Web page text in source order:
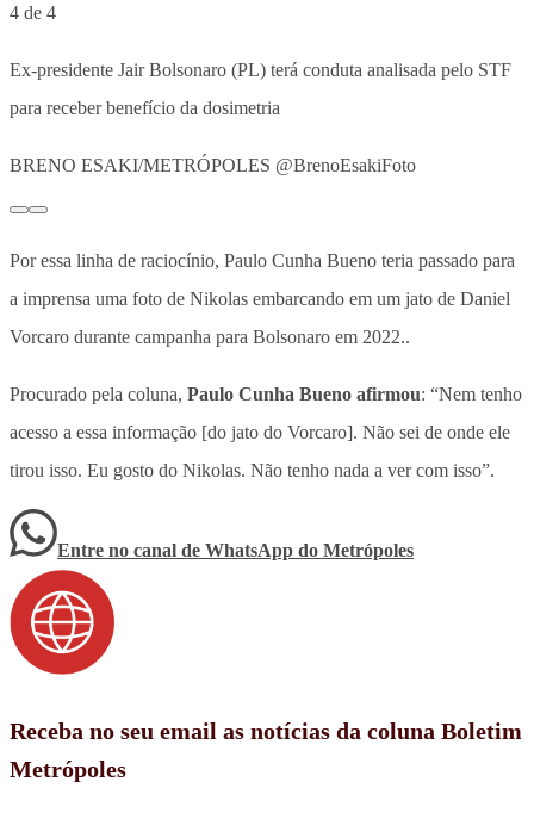
4 de 4
Ex-presidente Jair Bolsonaro (PL) terá conduta analisada pelo STF
para receber benefício da dosimetria
BRENO ESAKI/METRÓPOLES @BrenoEsakiFoto
Por essa linha de raciocínio, Paulo Cunha Bueno teria passado para
a imprensa uma foto de Nikolas embarcando em um jato de Daniel
Vorcaro durante campanha para Bolsonaro em 2022..
Procurado pela coluna, Paulo Cunha Bueno afirmou: “Nem tenho
acesso a essa informação [do jato do Vorcaro]. Não sei de onde ele
tirou isso. Eu gosto do Nikolas. Não tenho nada a ver com isso”.
Entre no canal de WhatsApp do Metrópoles
Receba no seu email as notícias da coluna Boletim
Metrópoles